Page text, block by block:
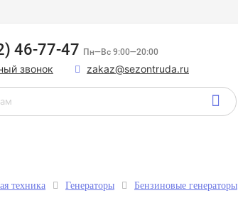
46-77-47 Пн—Вс 9:00—20:00
звонок zakaz@sezontruda.ru
техника Генераторы Бензиновые генераторы